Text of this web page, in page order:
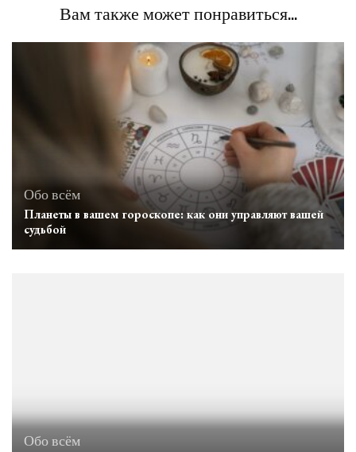
Вам также может понравиться...
Обо всём
Планеты в вашем гороскопе: как они управляют вашей
судьбой
Обо всём